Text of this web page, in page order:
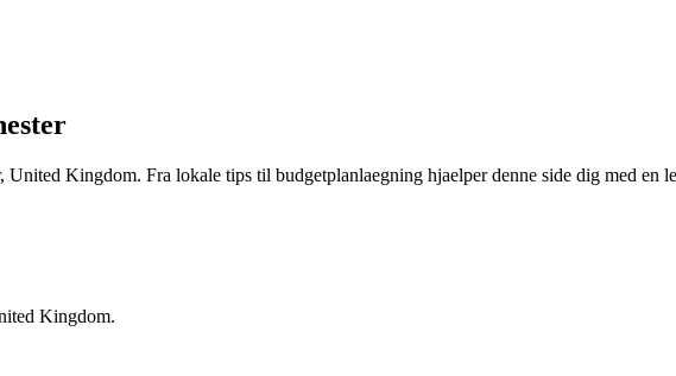
Kingdom. Fra lokale tips til budgetplanlaegning hjaelper denne side dig med en
Kingdom.